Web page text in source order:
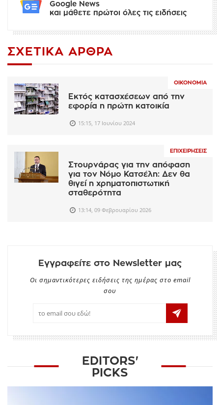
Google News
και μάθετε πρώτοι όλες τις ειδήσεις
ΣΧΕΤΙΚΆ ΆΡΘΡΑ
ΟΙΚΟΝΟΜΊΑ
Εκτός κατασχέσεων από την
εφορία η πρώτη κατοικία
15:15, 17 Ιουνίου 2024
ΕΠΙΧΕΙΡΉΣΕΙΣ
Στουρνάρας για την απόφαση
για τον Νόμο Κατσέλη: Δεν θα
θιγεί η χρηματοπιστωτική
σταθερότητα
13:14, 09 Φεβρουαρίου 2026
Εγγραφείτε στο Newsletter μας
Οι σημαντικότερες ειδήσεις της ημέρας στο email
σου
EDITORS'
PICKS